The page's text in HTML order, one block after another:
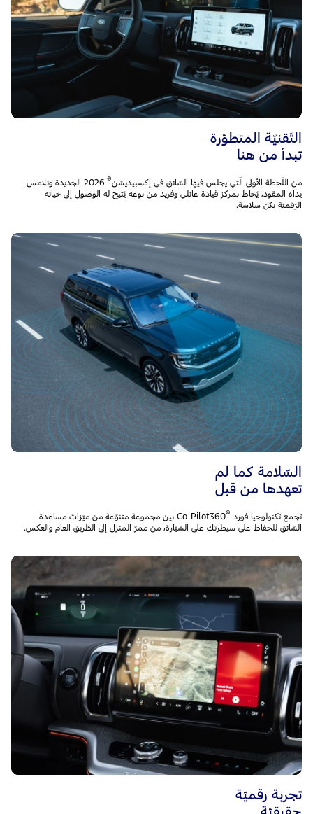
التّقنيّة المتطوّرة
تبدأ من هنا
من اللّحظة الأولى الّتي يجلس فيها السّائق في إكسبيديشن®
2026 الجديدة وتلامس
يداه المقود، يُحاط بمركز قيادة عائلي وفريد من نوعه يُتيح له الوصول إلى حياته
الرّقميّة بكلّ سلاسة.
السّلامة كما لم
تعهدها من قبل
تجمع تكنولوجيا فورد ®
Co-Pilot360 بين مجموعة متنوّعة من ميّزات مساعدة
السّائق للحفاظ على سيطرتك على السّيّارة، من ممرّ المنزل إلى الطّريق العام والعكس.
تجربة رقميّة